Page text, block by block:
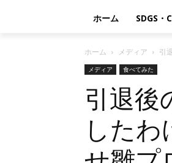
ホーム SDGS・
ホーム メディア 引
メディア 食べてみた
引退後
したわ